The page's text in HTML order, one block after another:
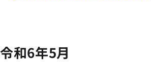
令和6年5月